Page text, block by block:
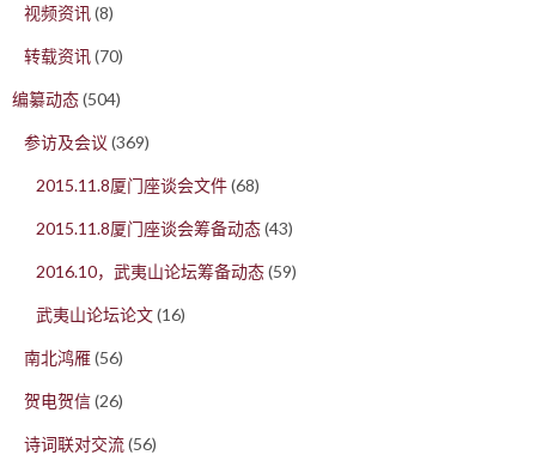
视频资讯(8)
转载资讯(70)
编纂动态(504)
参访及会议 (369)
2015.11.8厦门座谈会文件(68)
2015.11.8厦门座谈会筹备动态(43)
2016.10，武夷山论坛筹备动态(59)
武夷山论坛论文(16)
南北鸿雁(56)
贺电贺信(26)
诗词联对交流(56)